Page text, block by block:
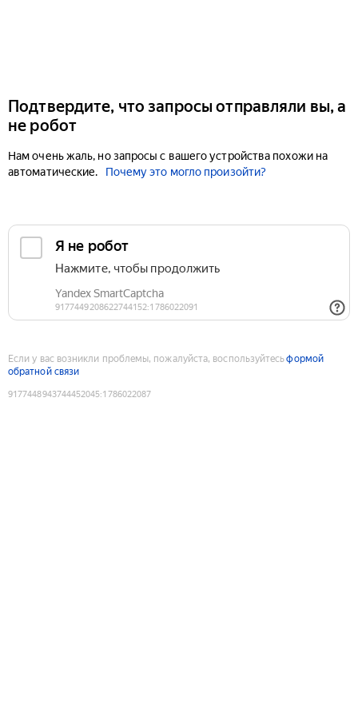
Подтвердите, что запросы отправляли вы, а
не робот
Нам очень жаль, но запросы с вашего устройства похожи на
автоматические.
Почему это могло произойти?
Если у вас возникли проблемы, пожалуйста, воспользуйтесьформой
обратной связи
9177448943744452045:1786022087